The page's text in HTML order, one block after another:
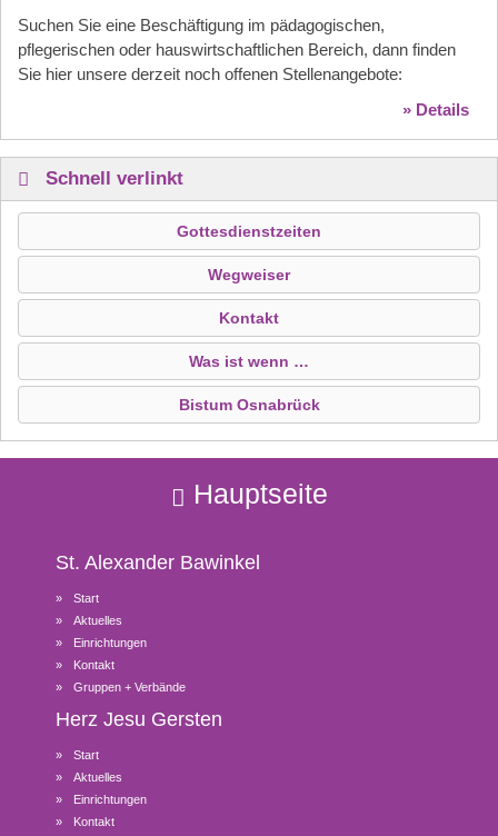
Suchen Sie eine Beschäftigung im pädagogischen,
pflegerischen oder hauswirtschaftlichen Bereich, dann finden
Sie hier unsere derzeit noch offenen Stellenangebote:
» Details
Schnell verlinkt
Gottesdienstzeiten
Wegweiser
Kontakt
Was ist wenn …
Bistum Osnabrück
Hauptseite
St. Alexander Bawinkel
Start
Aktuelles
Einrichtungen
Kontakt
Gruppen + Verbände
Herz Jesu Gersten
Start
Aktuelles
Einrichtungen
Kontakt